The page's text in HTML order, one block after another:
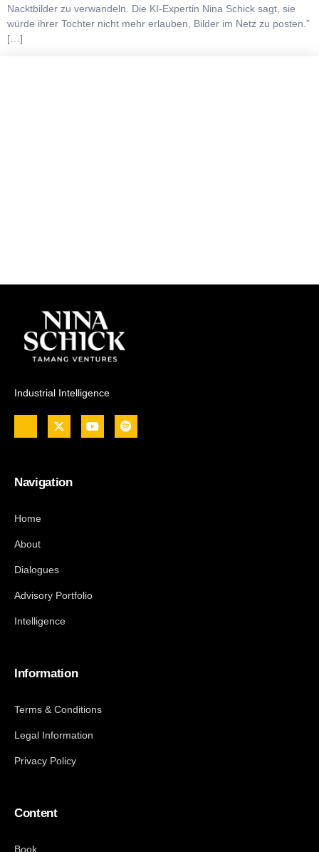
Nacktbilder zu verwandeln. Die KI-Expertin Nina Schick sagt, sie
würde ihrer Tochter nicht mehr erlauben, Bilder im Netz zu posten.”
[…]
Industrial Intelligence
Navigation
Home
About
Dialogues
Advisory Portfolio
Intelligence
Information
Terms & Conditions
Legal Information
Privacy Policy
Content
Book